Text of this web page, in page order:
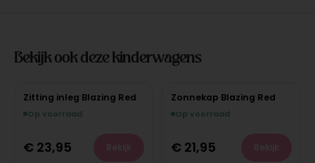
Bekijk ook deze kinderwagens
Zitting inleg Blazing Red
Op voorraad
€ 23,95
Zonnekap Blazing Red
Op voorraad
€ 21,95